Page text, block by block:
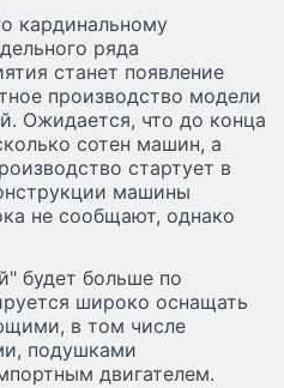
кардинальному
ряда
станет появление
производство модели
Ожидается, что до конца
сотен машин, а
стартует в
машины
не сообщают, однако
будет больше по
широко оснащать
в том числе
подушками
двигателем.